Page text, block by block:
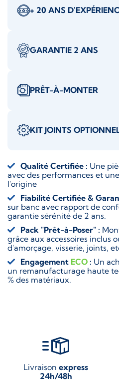
+ 20 ANS
GARANTIE 2 ANS
PRÊT-À-MONTER
KIT JOINTS
Qualité Certifiée : Une
avec des performances et
l'origine
Fiabilité Certifiée &
sur banc avec rapport de
garantie sérénité de 2 ans.
Pack "Prêt-à-Poser" :
grâce aux accessoires inclus
d'amorçage, visserie, joints,
Engagement ECO : Un
un remanufacturage haute
% des matériaux.
Livraison express
24h/48h